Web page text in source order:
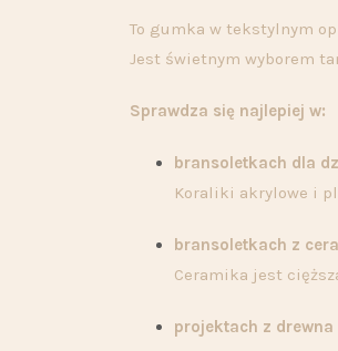
To gumka w tekstylnym
Jest świetnym wyborem
Sprawdza się najlepiej w:
bransoletkach dla
Koraliki akrylowe i
bransoletkach z
Ceramika jest
projektach z